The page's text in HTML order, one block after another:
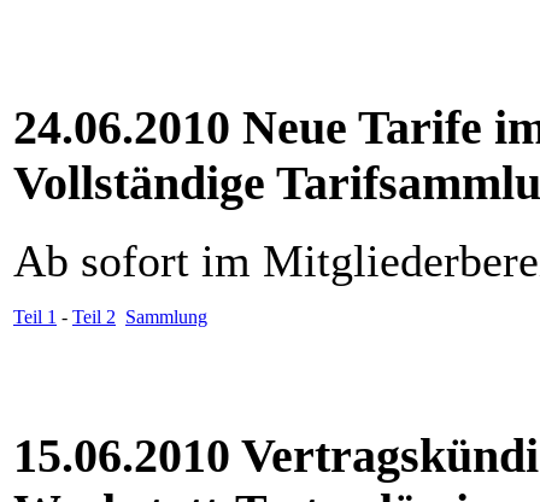
24.06.2010 Neue Tarife
Vollständige
Ab sofort im
Teil 1 - Teil 2 Sammlung
15.06.2010